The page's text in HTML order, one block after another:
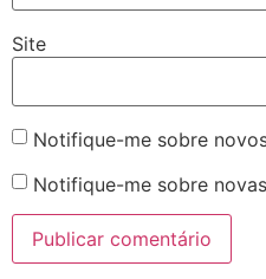
Site
Notifique-me sobre
Notifique-me sobre